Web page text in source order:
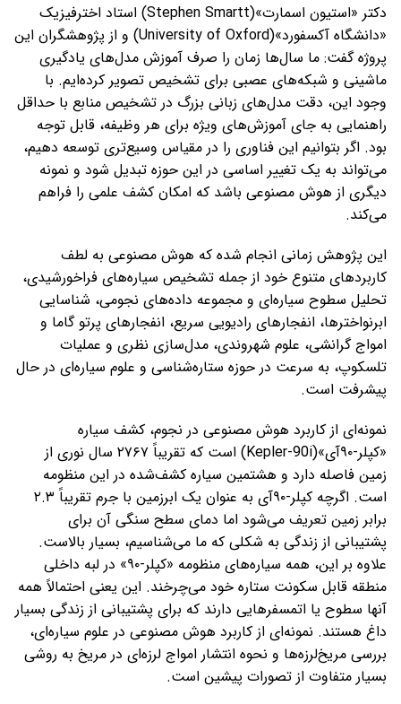
دکتر «استیون اسمارت»(Stephen Smartt) استاد اخترفیزیک
«دانشگاه آکسفورد»(University of Oxford) و از پژوهشگران این
پروژه گفت: ما سال‌ها زمان را صرف آموزش مدل‌های یادگیری
ماشینی و شبکه‌های عصبی برای تشخیص تصویر کرده‌ایم. با
وجود این، دقت مدل‌های زبانی بزرگ در تشخیص منابع با حداقل
راهنمایی به جای آموزش‌های ویژه برای هر وظیفه، قابل توجه
بود. اگر بتوانیم این فناوری را در مقیاس وسیع‌تری توسعه دهیم،
می‌تواند به یک تغییر اساسی در این حوزه تبدیل شود و نمونه
دیگری از هوش مصنوعی باشد که امکان کشف علمی را فراهم
می‌کند.
این پژوهش زمانی انجام شده که هوش مصنوعی به لطف
کاربردهای متنوع خود از جمله تشخیص سیاره‌های فراخورشیدی،
تحلیل سطوح سیاره‌ای و مجموعه داده‌های نجومی، شناسایی
ابرنواخترها، انفجارهای رادیویی سریع، انفجارهای پرتو گاما و
امواج گرانشی، علوم شهروندی، مدل‌سازی نظری و عملیات
تلسکوپ، به سرعت در حوزه ستاره‌شناسی و علوم سیاره‌ای در حال
پیشرفت است.
نمونه‌ای از کاربرد هوش مصنوعی در نجوم، کشف سیاره
«کپلر-۹۰آی»(Kepler-90i) است که تقریباً ۲۷۶۷ سال نوری از
زمین فاصله دارد و هشتمین سیاره کشف‌شده در این منظومه
است. اگرچه کپلر-۹۰آی به عنوان یک ابرزمین با جرم تقریباً ۲.۳
برابر زمین تعریف می‌شود اما دمای سطح سنگی آن برای
پشتیبانی از زندگی به شکلی که ما می‌شناسیم، بسیار بالاست.
علاوه بر این، همه سیاره‌های منظومه «کپلر-۹۰» در لبه داخلی
منطقه قابل سکونت ستاره خود می‌چرخند. این یعنی احتمالاً همه
آنها سطوح یا اتمسفرهایی دارند که برای پشتیبانی از زندگی بسیار
داغ هستند. نمونه‌ای از کاربرد هوش مصنوعی در علوم سیاره‌ای،
بررسی مریخ‌لرزه‌ها و نحوه انتشار امواج لرزه‌ای در مریخ به روشی
بسیار متفاوت از تصورات پیشین است.